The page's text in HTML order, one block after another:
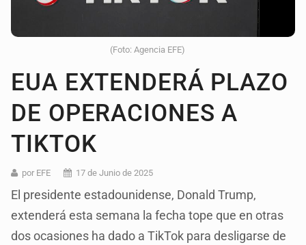
(Foto: Agencia EFE)
EUA EXTENDERÁ PLAZO
DE OPERACIONES A
TIKTOK
por EFE 17 de Junio de 2025
El presidente estadounidense, Donald Trump,
extenderá esta semana la fecha tope que en otras
dos ocasiones ha dado a TikTok para desligarse de